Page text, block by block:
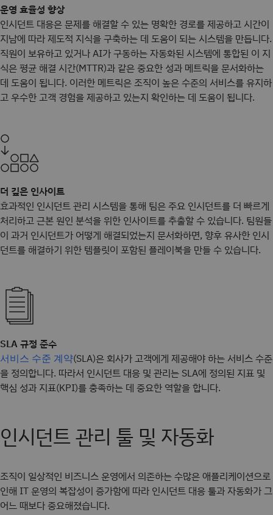
운영 효율성 향상
인시던트 대응은 문제를 해결할 수 있는 명확한 경로를 제공하고 시간이
지남에 따라 제도적 지식을 구축하는 데 도움이 되는 시스템을 만듭니다.
직원이 보유하고 있거나 AI가 구동하는 자동화된 시스템에 통합된 이 지
식은 평균 해결 시간(MTTR)과 같은 중요한 성과 메트릭을 문서화하는
데 도움이 됩니다. 이러한 메트릭은 조직이 높은 수준의 서비스를 유지하
고 우수한 고객 경험을 제공하고 있는지 확인하는 데 도움이 됩니다.
더 깊은 인사이트
효과적인 인시던트 관리 시스템을 통해 팀은 주요 인시던트를 더 빠르게
처리하고 근본 원인 분석을 위한 인사이트를 추출할 수 있습니다. 팀원들
이 과거 인시던트가 어떻게 해결되었는지 문서화하면, 향후 유사한 인시
던트를 해결하기 위한 템플릿이 포함된 플레이북을 만들 수 있습니다.
SLA 규정 준수
서비스 수준 계약(SLA)은 회사가 고객에게 제공해야 하는 서비스 수준
을 정의합니다. 따라서 인시던트 대응 및 관리는 SLA에 정의된 지표 및
핵심 성과 지표(KPI)를 충족하는 데 중요한 역할을 합니다.
인시던트 관리 툴 및 자동화
조직이 일상적인 비즈니스 운영에서 의존하는 수많은 애플리케이션으로
인해 IT 운영의 복잡성이 증가함에 따라 인시던트 대응 툴과 자동화가 그
어느 때보다 중요해졌습니다.